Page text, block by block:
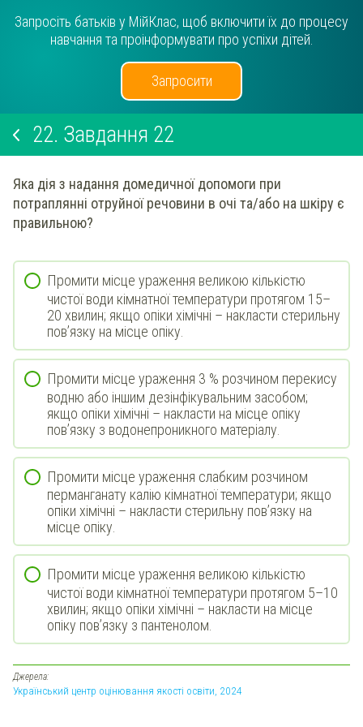
Запросіть батьків у МійКлас, щоб включити їх до процесу
навчання та проінформувати про успіхи дітей.
Запросити
22. Завдання 22
Яка дія з надання домедичної допомоги при
потраплянні отруйної речовини в очі та/або на шкіру є
правильною?
Промити місце ураження великою кількістю
чистої води кімнатної температури протягом 15–
20 хвилин; якщо опіки хімічні – накласти стерильну
пов’язку на місце опіку.
Промити місце ураження 3 % розчином перекису
водню або іншим дезінфікувальним засобом;
якщо опіки хімічні – накласти на місце опіку
пов’язку з водонепроникного матеріалу.
Промити місце ураження слабким розчином
перманганату калію кімнатної температури; якщо
опіки хімічні – накласти стерильну пов’язку на
місце опіку.
Промити місце ураження великою кількістю
чистої води кімнатної температури протягом 5–10
хвилин; якщо опіки хімічні – накласти на місце
опіку пов’язку з пантенолом.
Джерела:
Український центр оцінювання якості освіти, 2024